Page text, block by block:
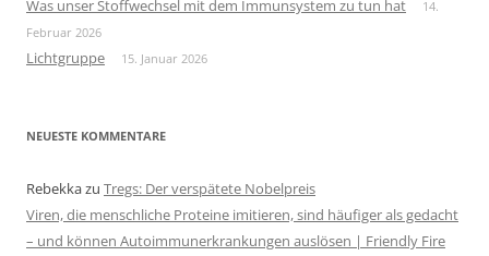
Was unser Stoffwechsel mit dem Immunsystem zu tun hat
14.
Februar 2026
Lichtgruppe 15. Januar 2026
NEUESTE KOMMENTARE
Rebekkazu Tregs: Der verspätete Nobelpreis
Viren, die menschliche Proteine imitieren, sind häufiger als gedacht
– und können Autoimmunerkrankungen auslösen | Friendly Fire